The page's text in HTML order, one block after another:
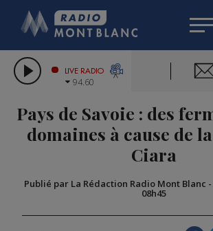
LES CHRONIQUES DE
CITIZEN MACHINERY
GRAND MASSIF DOMAINES
BIGARD
COMPAGNIE DU MONT-
LIVE RADIO
94.60
Pays de Savoie : des
domaines à cause de
Ciara
Publié par La Rédaction Radio Mont Blanc -
08h45